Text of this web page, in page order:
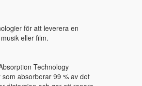
för att leverera en
eller film.
Technology
absorberar 99 % av det